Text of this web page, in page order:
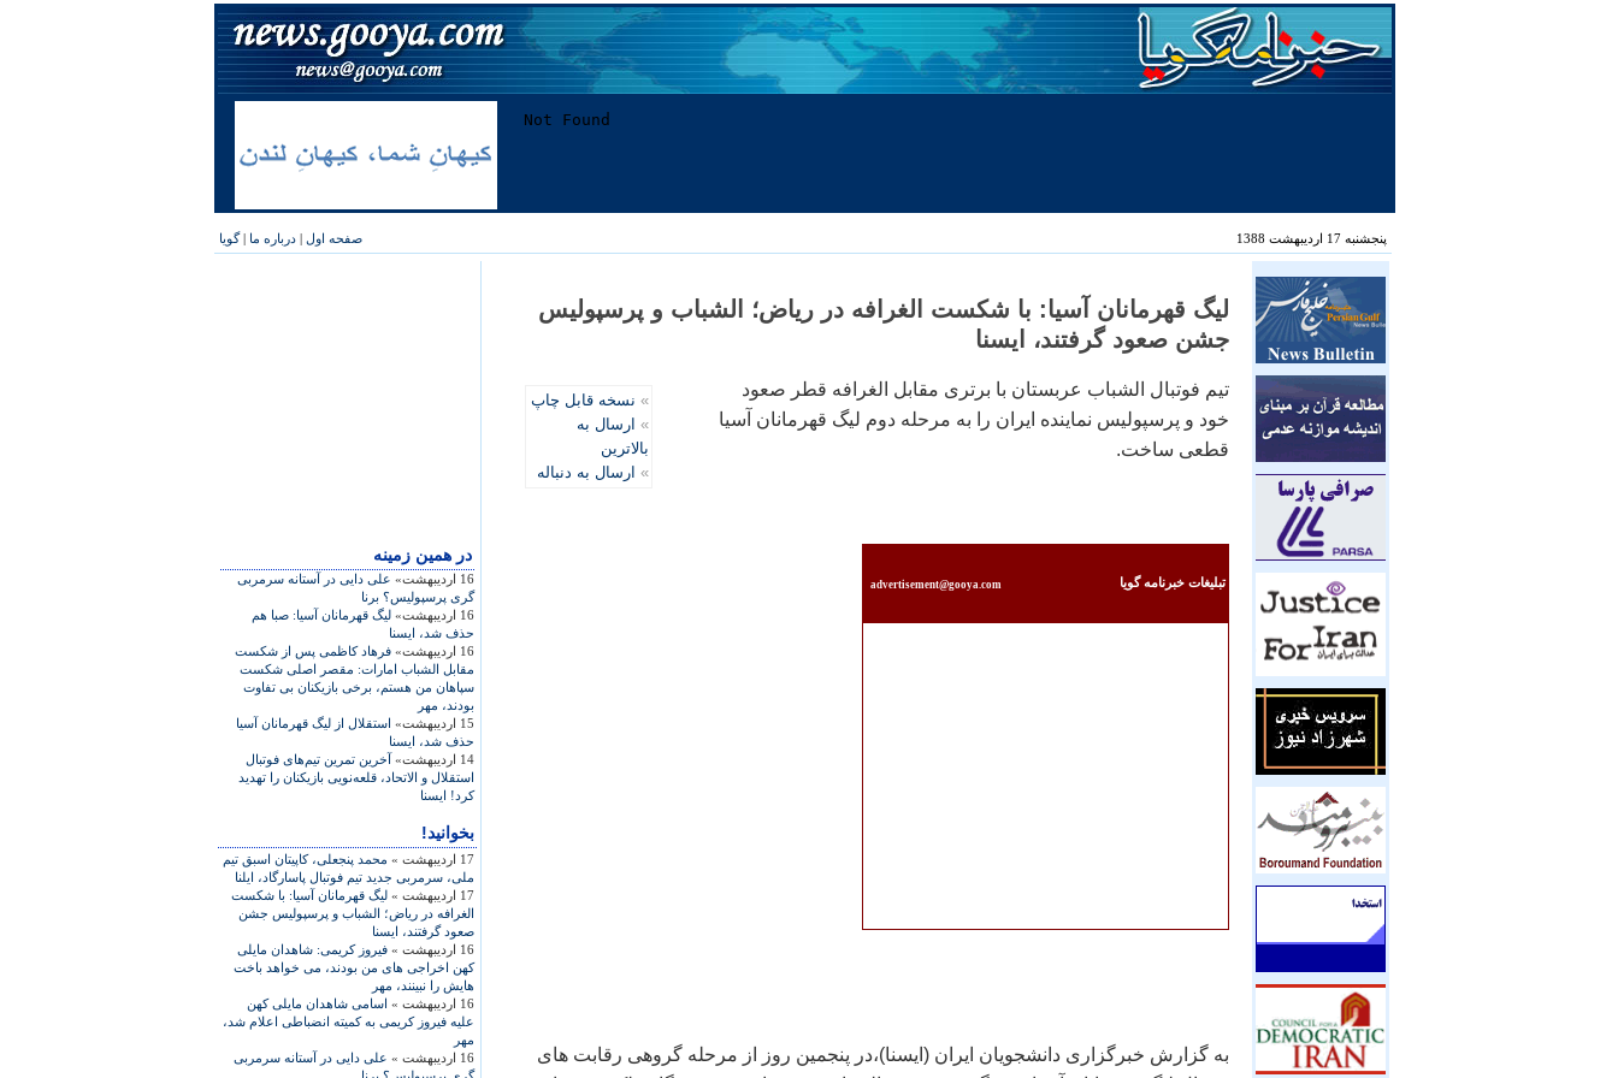
پنجشنبه 17 اردیبهشت 1388 صفحه اول | درباره ما |گویا
در همين زمينه
16 اردیبهشت»
علی دايی در آستانه سرمربی
گری پرسپوليس؟ برنا
16 اردیبهشت»
ليگ قهرمانان آسيا: صبا هم
حذف شد، ايسنا
16 اردیبهشت»
فرهاد کاظمی پس از شکست
مقابل الشباب امارات: مقصر اصلی شکست
سپاهان من هستم، برخی بازيکنان بی تفاوت
بودند، مهر
15 اردیبهشت»
استقلال از ليگ قهرمانان آسيا
حذف شد، ايسنا
14 اردیبهشت»
آخرين تمرين تيم‌های فوتبال
استقلال و الاتحاد، قلعه‌نويی بازيکنان را تهديد
کرد! ايسنا
بخوانید!
17 اردیبهشت »
محمد پنجعلی، کاپيتان اسبق تيم
ملی، سرمربی جديد تيم فوتبال پاسارگاد، ايلنا
17 اردیبهشت »
ليگ قهرمانان آسيا: با شکست
الغرافه در رياض؛ الشباب و پرسپوليس جشن
صعود گرفتند، ايسنا
16 اردیبهشت »
فيروز کريمی: شاهدان مايلی
کهن اخراجی های من بودند، می خواهد باخت
هايش را نبينند، مهر
16 اردیبهشت »
اسامی شاهدان مايلی کهن
عليه فيروز کريمی به کميته انضباطی اعلام شد،
مهر
16 اردیبهشت »
علی دايی در آستانه سرمربی
ليگ قهرمانان آسيا: با شکست الغرافه در رياض؛ الشباب و پرسپوليس
جشن صعود گرفتند، ايسنا
» نسخه قابل چاپ
» ارسال به
بالاترین
» ارسال به دنباله
تيم فوتبال الشباب عربستان با برتری مقابل الغرافه قطر صعود
خود و پرسپوليس نماينده ايران را به مرحله دوم ليگ قهرمانان آسيا
قطعی ساخت.
تبليغات خبرنامه گويا advertisement@gooya.com
به گزارش خبرگزاری دانشجويان ايران (ايسنا)،در پنجمين روز از مرحله گروهی رقابت های